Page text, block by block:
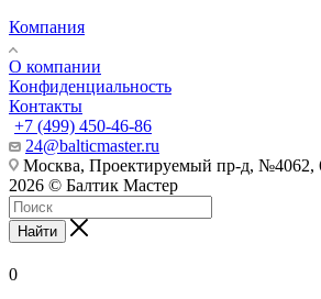
Компания
О компании
Конфиденциальность
Контакты
+7 (499) 450-46-86
24@balticmaster.ru
Москва, Проектируемый пр-д, №4062,
2026 © Балтик Мастер
Найти
0